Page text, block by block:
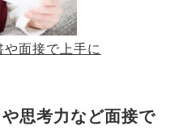
面接で上手に
思考力など面接で